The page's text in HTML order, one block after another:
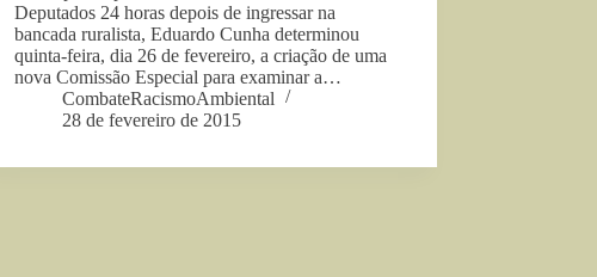
Deputados 24 horas depois de ingressar na
bancada ruralista, Eduardo Cunha determinou
quinta-feira, dia 26 de fevereiro, a criação de uma
nova Comissão Especial para examinar a…
CombateRacismoAmbiental
28 de fevereiro de 2015